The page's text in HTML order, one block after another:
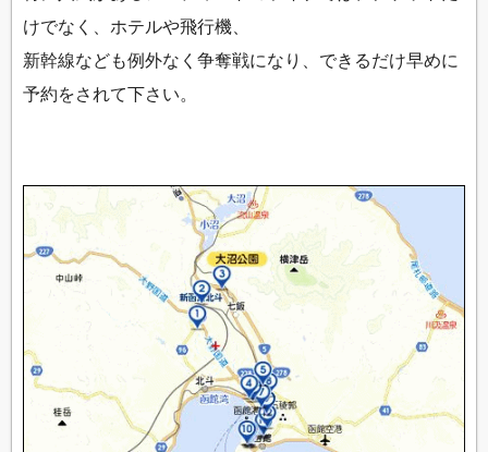
けでなく、ホテルや飛行機、
新幹線なども例外なく争奪戦になり、できるだけ早めに
予約をされて下さい。